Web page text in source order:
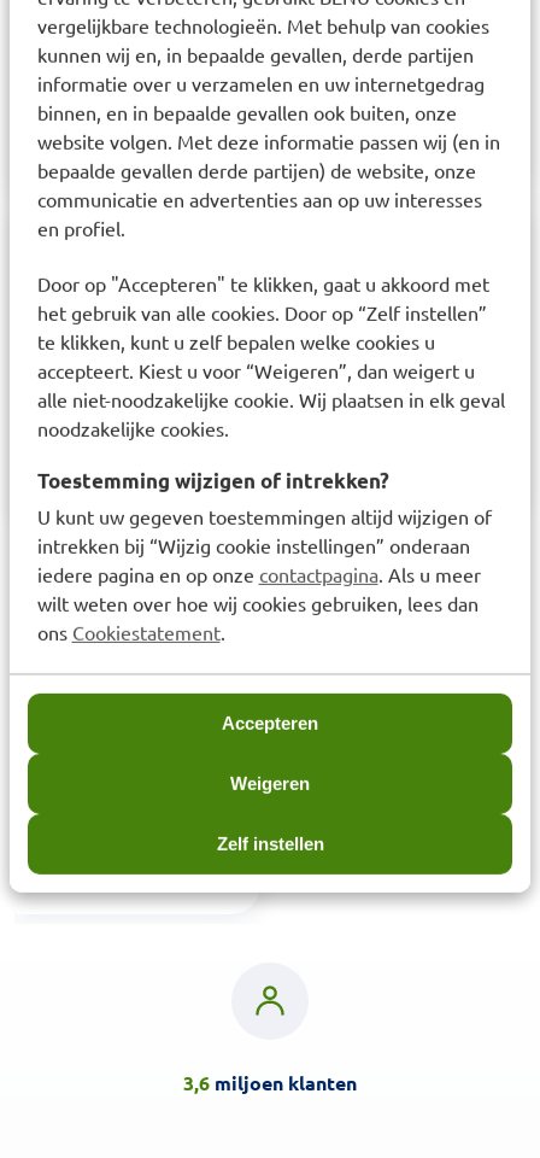
vergelijkbare technologieën. Met behulp van cookies
kunnen wij en, in bepaalde gevallen, derde partijen
informatie over u verzamelen en uw internetgedrag
binnen, en in bepaalde gevallen ook buiten, onze
website volgen. Met deze informatie passen wij (en in
bepaalde gevallen derde partijen) de website, onze
communicatie en advertenties aan op uw interesses
en profiel.
Door op "Accepteren" te klikken, gaat u akkoord met
het gebruik van alle cookies. Door op “Zelf instellen”
te klikken, kunt u zelf bepalen welke cookies u
accepteert. Kiest u voor “Weigeren”, dan weigert u
alle niet-noodzakelijke cookie. Wij plaatsen in elk geval
noodzakelijke cookies.
Toestemming wijzigen of intrekken?
U kunt uw gegeven toestemmingen altijd wijzigen of
intrekken bij “Wijzig cookie instellingen” onderaan
iedere pagina en op onze contactpagina. Als u meer
wilt weten over hoe wij cookies gebruiken, lees dan
ons Cookiestatement.
Accepteren
Weigeren
Zelf instellen
voedingssupplementen.
Gebruik:
Neem dagelijks 1 tablet tijdens of na een maaltijd,
tenzij anders geadviseerd.
Samenstelling
Vitamine C (ascorbinezuur), vulstoffen (zoals
microkristallijne cellulose en maltodextrine),
antiklontermiddelen (magnesiumstearaat,
siliciumdioxide) en een plantaardig glansmiddel.
Laatst bekeken items
ORTHICA C-1000 TABLET
€39,95
3,6miljoen klanten